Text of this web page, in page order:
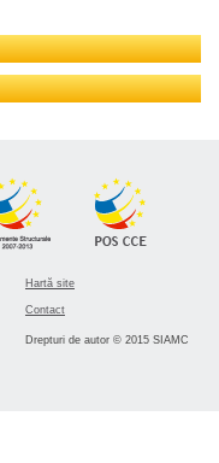
Hartă site
Contact
Drepturi de autor © 2015 SIAMC